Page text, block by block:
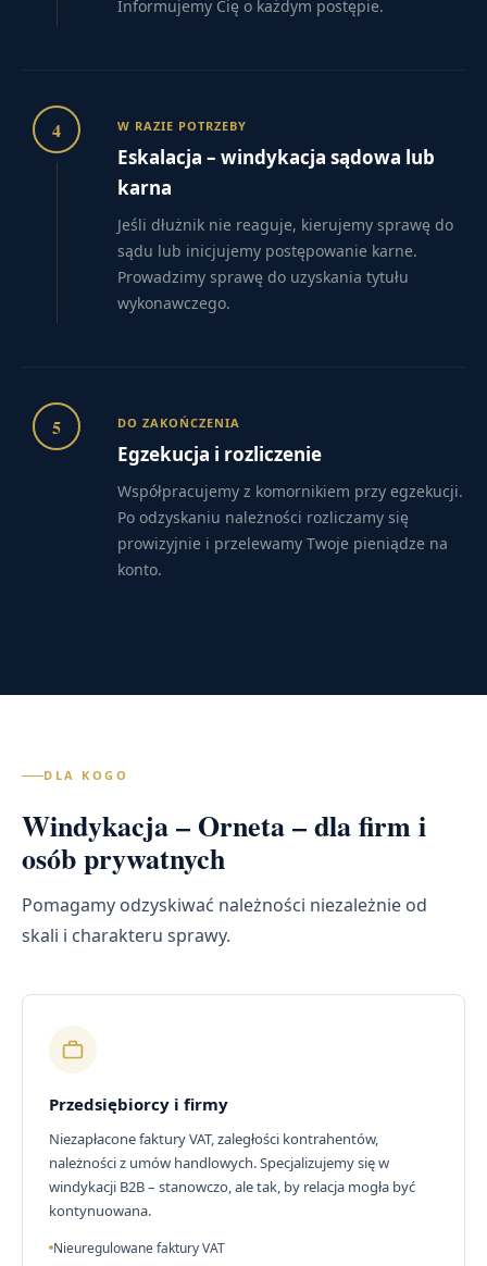
Informujemy Cię o każdym postępie.
4 W RAZIE POTRZEBY
Eskalacja – windykacja sądowa lub
karna
Jeśli dłużnik nie reaguje, kierujemy sprawę do
sądu lub inicjujemy postępowanie karne.
Prowadzimy sprawę do uzyskania tytułu
wykonawczego.
5 DO ZAKOŃCZENIA
Egzekucja i rozliczenie
Współpracujemy z komornikiem przy egzekucji.
Po odzyskaniu należności rozliczamy się
prowizyjnie i przelewamy Twoje pieniądze na
konto.
DLA KOGO
Windykacja – Orneta – dla firm i
osób prywatnych
Pomagamy odzyskiwać należności niezależnie od
skali i charakteru sprawy.
Przedsiębiorcy i firmy
Niezapłacone faktury VAT, zaległości kontrahentów,
należności z umów handlowych. Specjalizujemy się w
windykacji B2B – stanowczo, ale tak, by relacja mogła być
kontynuowana.
Nieuregulowane faktury VAT